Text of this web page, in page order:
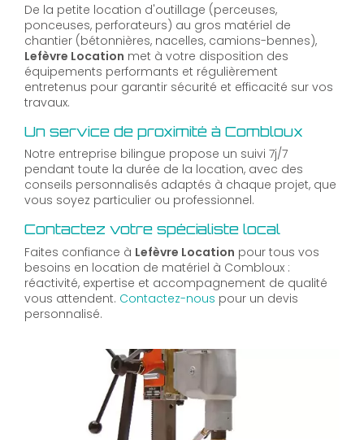
De la petite location d'outillage (perceuses,
ponceuses, perforateurs) au gros matériel de
chantier (bétonnières, nacelles, camions-bennes),
Lefèvre Location met à votre disposition des
équipements performants et régulièrement
entretenus pour garantir sécurité et efficacité sur vos
travaux.
Un service de proximité à Combloux
Notre entreprise bilingue propose un suivi 7j/7
pendant toute la durée de la location, avec des
conseils personnalisés adaptés à chaque projet, que
vous soyez particulier ou professionnel.
Contactez votre spécialiste local
Faites confiance à Lefèvre Location pour tous vos
besoins en location de matériel à Combloux :
réactivité, expertise et accompagnement de qualité
vous attendent. Contactez-nous pour un devis
personnalisé.